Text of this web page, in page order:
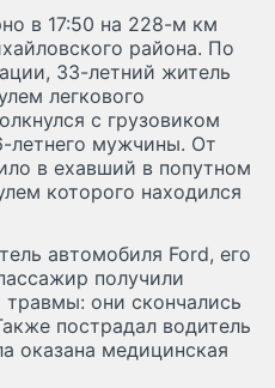
в 17:50 на 228-м км
района. По
33-летний житель
легкового
с грузовиком
летнего мужчины. От
в ехавший в попутном
которого находился
автомобиля Ford, его
получили
они скончались
пострадал водитель
оказана медицинская